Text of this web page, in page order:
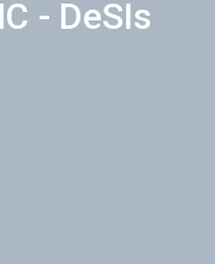
- DeSIs